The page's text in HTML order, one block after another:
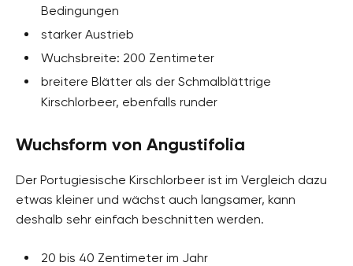
Bedingungen
starker Austrieb
Wuchsbreite: 200 Zentimeter
breitere Blätter als der Schmalblättrige
Kirschlorbeer, ebenfalls runder
Wuchsform von Angustifolia
Der Portugiesische Kirschlorbeer ist im Vergleich dazu
etwas kleiner und wächst auch langsamer, kann
deshalb sehr einfach beschnitten werden.
20 bis 40 Zentimeter im Jahr